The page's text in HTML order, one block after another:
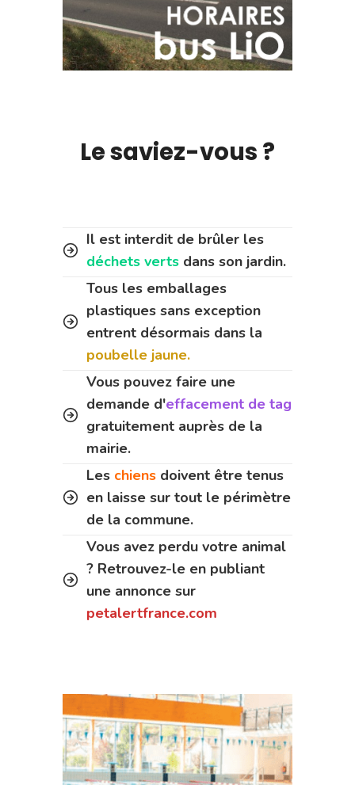
Le saviez-vous ?
Il est interdit de brûler les
déchets verts dans son jardin.
Tous les emballages
plastiques sans exception
entrent désormais dans la
poubelle jaune.
Vous pouvez faire une
demande d'effacement de tag
gratuitement auprès de la
mairie.
Les chiens doivent être tenus
en laisse sur tout le périmètre
de la commune.
Vous avez perdu votre animal
? Retrouvez-le en publiant
une annonce sur
petalertfrance.com